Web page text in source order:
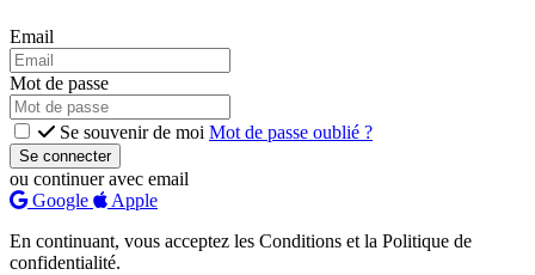
Email
Mot de passe
Se souvenir de moi Mot de passe oublié ?
Se connecter
ou continuer avec email
Google
Apple
En continuant, vous acceptez les Conditions et la Politique de
confidentialité.